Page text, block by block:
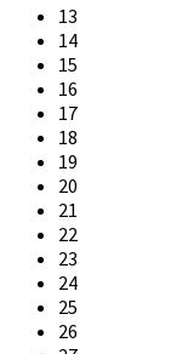
13
14
15
16
17
18
19
20
21
22
23
24
25
26